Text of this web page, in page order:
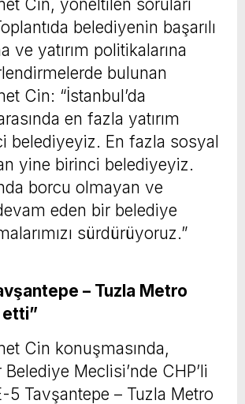
Cin, yöneltilen soruları
belediyenin başarılı
ve yatırım politikalarına
bulunan
Cin: “İstanbul’da
en fazla yatırım
belediyeyiz. En fazla sosyal
yine birinci belediyeyiz.
borcu olmayan ve
eden bir belediye
sürdürüyoruz.”
– Tuzla Metro
etti”
Cin konuşmasında,
Meclisi’nde CHP’li
5 Tavşantepe – Tuzla Metro